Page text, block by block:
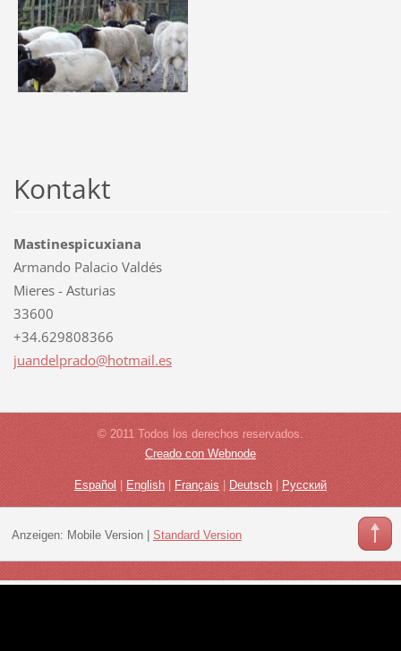
Kontakt
Mastinespicuxiana
Armando Palacio Valdés
Mieres - Asturias
33600
+34.629808366
juandelprado@hotmail.es
© 2011 Todos los derechos reservados.
Creado con Webnode
Español English Français Deutsch | Русский
Anzeigen: Mobile Version| Standard Version